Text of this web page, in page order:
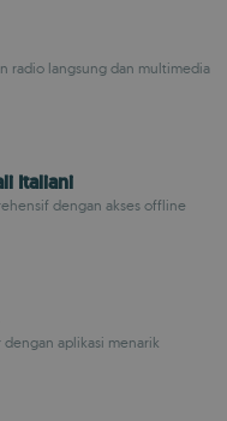
radio langsung dan multimedia
Italiani
dengan akses offline
aplikasi menarik